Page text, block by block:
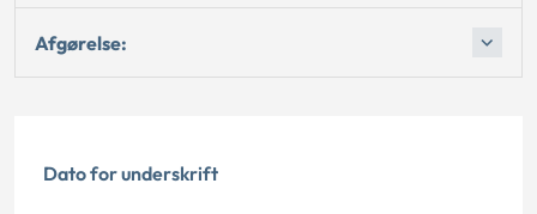
Afgørelse:
Dato for underskrift